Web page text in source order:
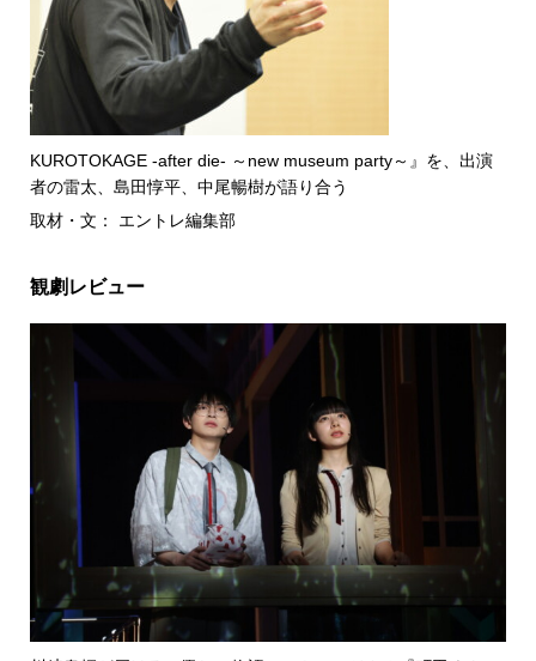
KUROTOKAGE -after die- ～new museum party～』を、出演
者の雷太、島田惇平、中尾暢樹が語り合う
取材・文： エントレ編集部
観劇レビュー